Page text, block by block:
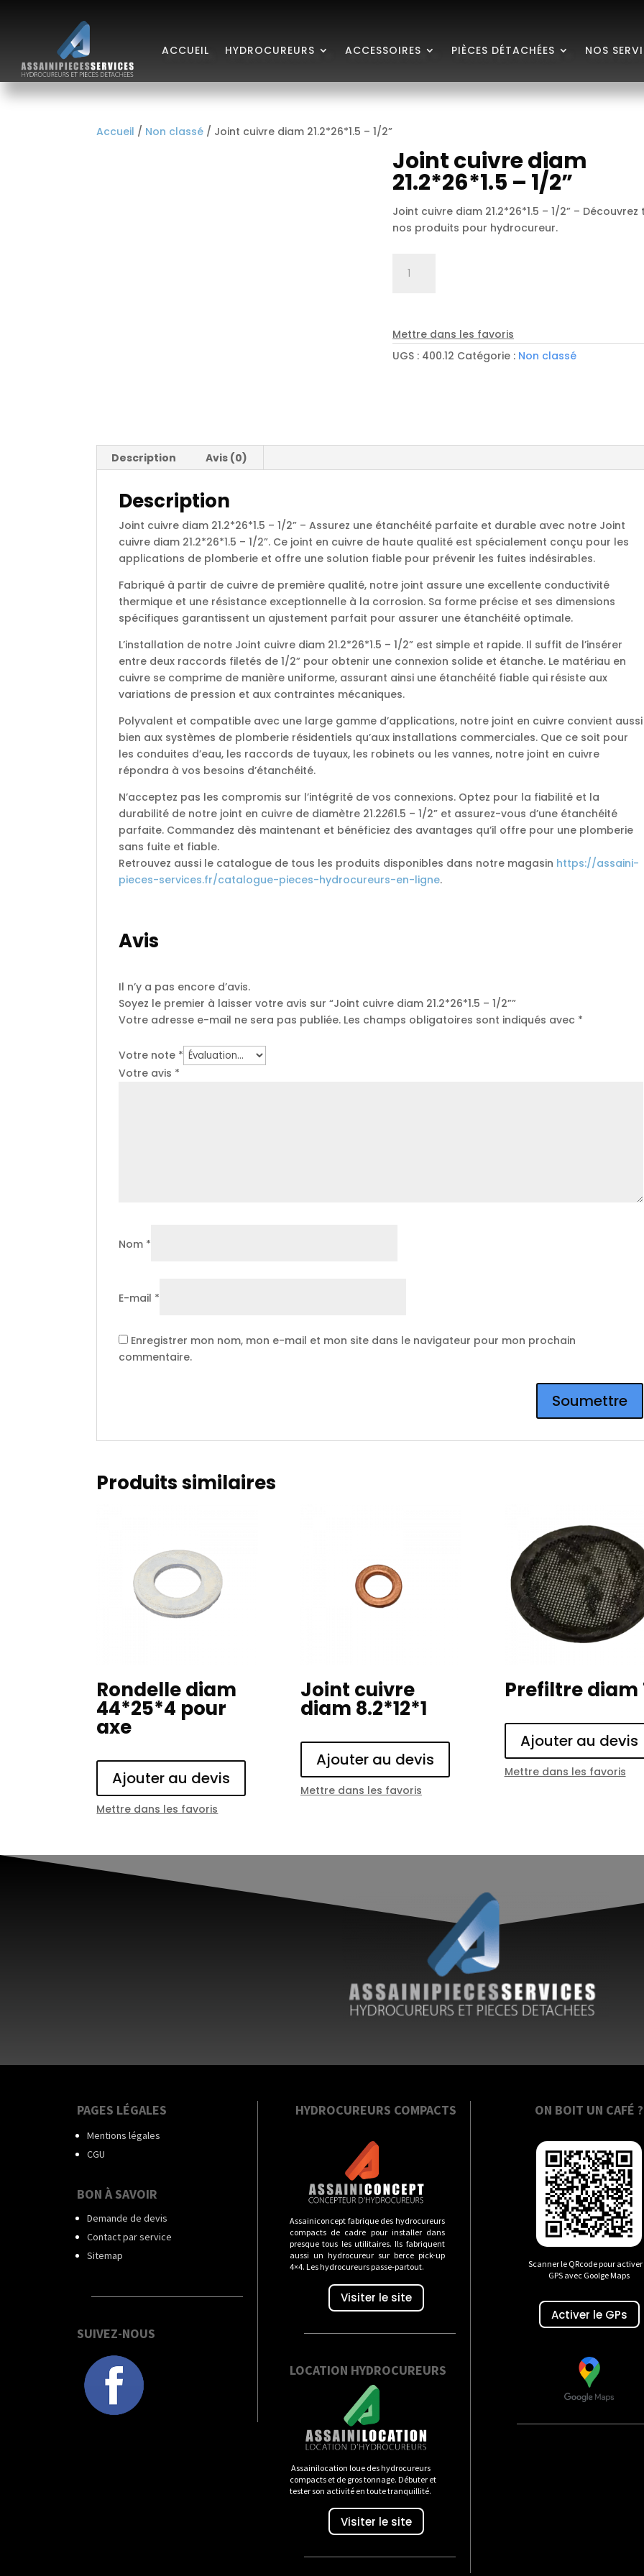
ACCUEIL HYDROCUREURS ACCESSOIRES PIÈCES DÉTACHÉES NOS
Accueil / Non classé / Joint cuivre diam 21.2*26*1.5 – 1/2”
Joint cuivre diam
21.2*26*1.5 – 1/2”
Joint cuivre diam 21.2*26*1.5 – 1/2” – Découvrez
nos produits pour hydrocureur.
21.2*26*1.5
-
Mettre dans les favoris
UGS : 400.12 Catégorie : Non classé
Description Avis (0)
Description
Joint cuivre diam 21.2*26*1.5 – 1/2” – Assurez une étanchéité parfaite et durable avec notre Joint
cuivre diam 21.2*26*1.5 – 1/2”. Ce joint en cuivre de haute qualité est spécialement conçu pour les
applications de plomberie et offre une solution fiable pour prévenir les fuites indésirables.
Fabriqué à partir de cuivre de première qualité, notre joint assure une excellente conductivité
thermique et une résistance exceptionnelle à la corrosion. Sa forme précise et ses dimensions
spécifiques garantissent un ajustement parfait pour assurer une étanchéité optimale.
L’installation de notre Joint cuivre diam 21.2*26*1.5 – 1/2” est simple et rapide. Il suffit de l’insérer
entre deux raccords filetés de 1/2” pour obtenir une connexion solide et étanche. Le matériau en
cuivre se comprime de manière uniforme, assurant ainsi une étanchéité fiable qui résiste aux
variations de pression et aux contraintes mécaniques.
Polyvalent et compatible avec une large gamme d’applications, notre joint en cuivre convient aussi
bien aux systèmes de plomberie résidentiels qu’aux installations commerciales. Que ce soit pour
les conduites d’eau, les raccords de tuyaux, les robinets ou les vannes, notre joint en cuivre
répondra à vos besoins d’étanchéité.
N’acceptez pas les compromis sur l’intégrité de vos connexions. Optez pour la fiabilité et la
durabilité de notre joint en cuivre de diamètre 21.2261.5 – 1/2” et assurez-vous d’une étanchéité
parfaite. Commandez dès maintenant et bénéficiez des avantages qu’il offre pour une plomberie
sans fuite et fiable.
Retrouvez aussi le catalogue de tous les produits disponibles dans notre magasin https://assaini-
pieces-services.fr/catalogue-pieces-hydrocureurs-en-ligne.
Avis
Il n’y a pas encore d’avis.
Soyez le premier à laisser votre avis sur “Joint cuivre diam 21.2*26*1.5 – 1/2””
Votre adresse e-mail ne sera pas publiée. Les champs obligatoires sont indiqués avec *
Votre note *
Votre avis *
Nom *
E-mail *
Enregistrer mon nom, mon e-mail et mon site dans le navigateur pour mon prochain
commentaire.
Produits similaires
Rondelle diam
44*25*4 pour
axe
Ajouter au devis
Mettre dans les favoris
Joint cuivre
diam 8.2*12*1
Ajouter au devis
Mettre dans les favoris
Prefiltre diam
Ajouter au devis
Mettre dans les favoris
PAGES LÉGALES
Mentions légales
CGU
BON À SAVOIR
Demande de devis
Contact par service
Sitemap
SUIVEZ-NOUS
HYDROCUREURS COMPACTS
Assainiconcept fabrique des hydrocureurs
compacts de cadre pour installer dans
presque tous les utilitaires. Ils fabriquent
aussi un hydrocureur sur berce pick-up
4×4. Les hydrocureurs passe-partout.
Visiter le site
LOCATION HYDROCUREURS
Assainilocation loue des hydrocureurs
compacts et de gros tonnage. Débuter et
tester son activité en toute tranquillité.
Visiter le site
ON BOIT UN CAFÉ ?
Scanner le QRcode pour activer
GPS avec Goolge Maps
Activer le GPs